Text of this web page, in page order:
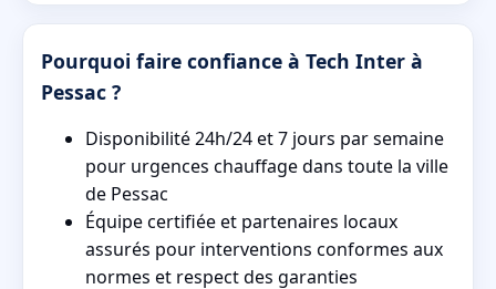
Pourquoi faire confiance à Tech Inter à
Pessac ?
Disponibilité 24h/24 et 7 jours par semaine
pour urgences chauffage dans toute la ville
de Pessac
Équipe certifiée et partenaires locaux
assurés pour interventions conformes aux
normes et respect des garanties